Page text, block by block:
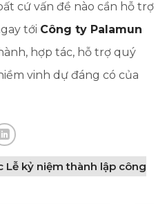
cứ vấn đề nào cần hỗ trợ
tới Công ty Palamun
hợp tác, hỗ trợ quý
vinh dự đáng có của
Lễ kỷ niệm thành lập công